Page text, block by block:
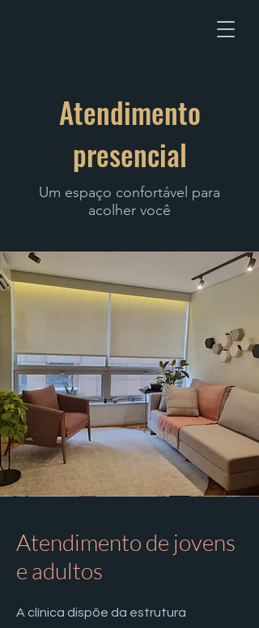
Atendimento
presencial
Um espaço confortável para
acolher você
Atendimento de jovens
e adultos
A clínica dispõe da estrutura